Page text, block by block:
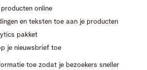
online
en teksten toe aan je producten
pakket
je nieuwsbrief toe
toe zodat je bezoekers sneller